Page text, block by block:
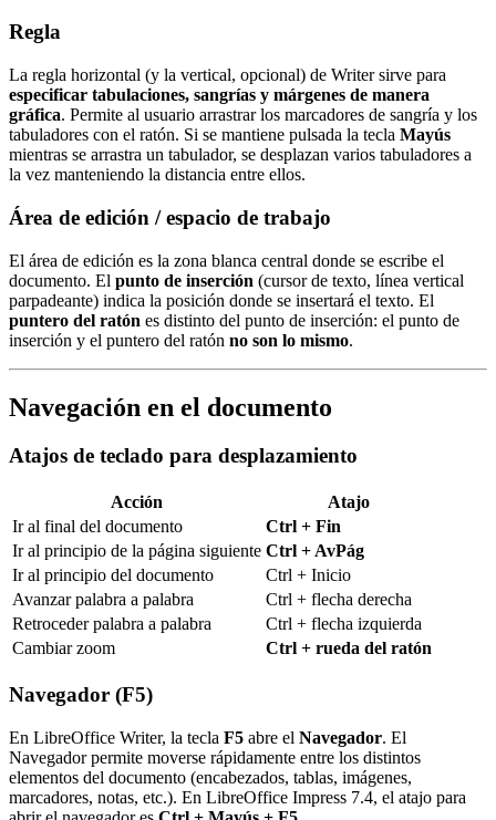
Regla
La regla horizontal (y la vertical, opcional) de Writer sirve para
especificar tabulaciones, sangrías y márgenes de manera
gráfica. Permite al usuario arrastrar los marcadores de sangría y los
tabuladores con el ratón. Si se mantiene pulsada la tecla Mayús
mientras se arrastra un tabulador, se desplazan varios tabuladores a
la vez manteniendo la distancia entre ellos.
Área de edición / espacio de trabajo
El área de edición es la zona blanca central donde se escribe el
documento. El punto de inserción (cursor de texto, línea vertical
parpadeante) indica la posición donde se insertará el texto. El
puntero del ratón es distinto del punto de inserción: el punto de
inserción y el puntero del ratón no son lo mismo.
Navegación en el documento
Atajos de teclado para desplazamiento
Acción
Atajo
Ir al final del documento
Ctrl + Fin
Ir al principio de la página siguiente Ctrl + AvPág
Ir al principio del documento
Ctrl + Inicio
Avanzar palabra a palabra
Ctrl + flecha derecha
Retroceder palabra a palabra
Ctrl + flecha izquierda
Cambiar zoom
Ctrl + rueda del ratón
Navegador (F5)
En LibreOffice Writer, la tecla F5 abre el Navegador. El
Navegador permite moverse rápidamente entre los distintos
elementos del documento (encabezados, tablas, imágenes,
marcadores, notas, etc.). En LibreOffice Impress 7.4, el atajo para